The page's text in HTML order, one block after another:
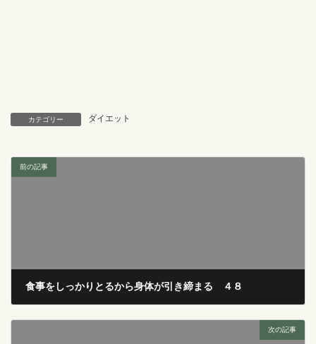
カテゴリー ダイエット
前の記事
食事をしっかりとるから身体が引き締まる ４８
次の記事